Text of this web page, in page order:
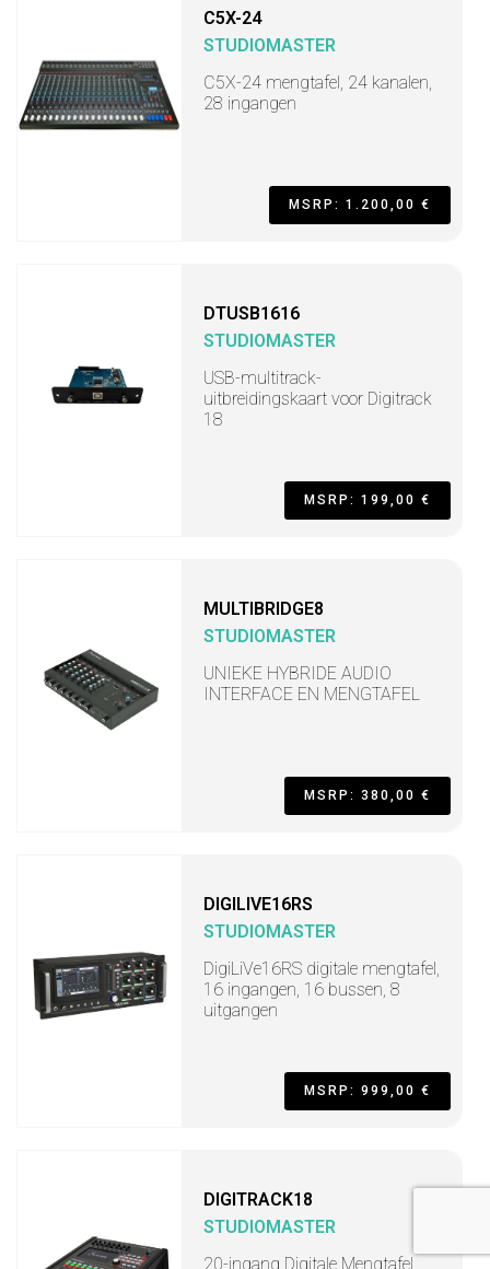
C5X-24
STUDIOMASTER
C5X-24 mengtafel, 24 kanalen,
28 ingangen
MSRP: 1.200,00 €
DTUSB1616
STUDIOMASTER
USB-multitrack-
uitbreidingskaart voor Digitrack
18
MSRP: 199,00 €
MULTIBRIDGE8
STUDIOMASTER
UNIEKE HYBRIDE AUDIO
INTERFACE EN MENGTAFEL
MSRP: 380,00 €
DIGILIVE16RS
STUDIOMASTER
DigiLiVe16RS digitale mengtafel,
16 ingangen, 16 bussen, 8
uitgangen
MSRP: 999,00 €
DIGITRACK18
STUDIOMASTER
20-ingang Digitale Mengtafel,